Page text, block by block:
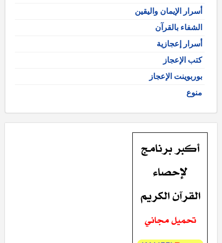
أسرار الإيمان واليقين
الشفاء بالقرآن
أسرار إعجازية
كتب الإعجاز
بوربوينت الإعجاز
منوع